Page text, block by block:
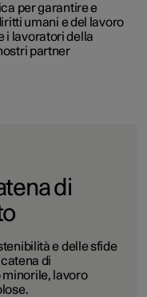
per garantire e
umani e del lavoro
i lavoratori della
partner
di
e delle sfide
di
lavoro